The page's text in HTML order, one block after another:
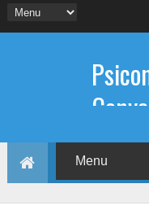
Informações
individual,